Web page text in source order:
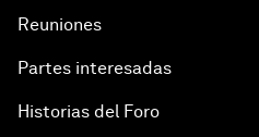
Reuniones
Partes interesadas
Historias del Foro